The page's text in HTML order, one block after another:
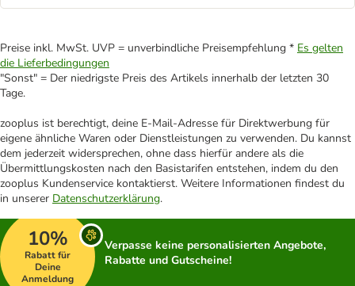
Preise inkl. MwSt. UVP = unverbindliche Preisempfehlung * Es gelten
die Lieferbedingungen
"Sonst" = Der niedrigste Preis des Artikels innerhalb der letzten 30
Tage.
zooplus ist berechtigt, deine E-Mail-Adresse für Direktwerbung für
eigene ähnliche Waren oder Dienstleistungen zu verwenden. Du kannst
dem jederzeit widersprechen, ohne dass hierfür andere als die
Übermittlungskosten nach den Basistarifen entstehen, indem du den
zooplus Kundenservice kontaktierst. Weitere Informationen findest du
in unserer Datenschutzerklärung.
10%
Rabatt für
Deine
Anmeldung
Verpasse keine personalisierten Angebote,
Rabatte und Gutscheine!